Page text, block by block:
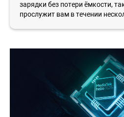
зарядки без потери ёмкости,
прослужит вам в течении